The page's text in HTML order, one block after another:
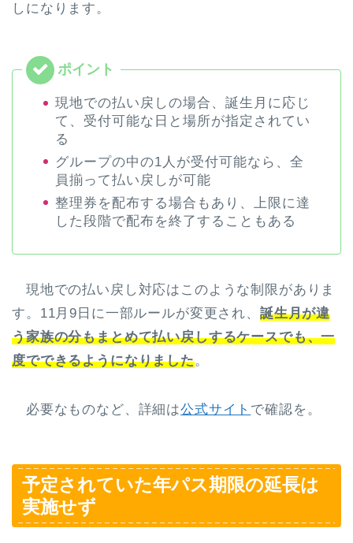
しになります。
現地での払い戻しの場合、誕生月に応じ
て、受付可能な日と場所が指定されてい
る
グループの中の1人が受付可能なら、全
員揃って払い戻しが可能
整理券を配布する場合もあり、上限に達
した段階で配布を終了することもある
現地での払い戻し対応はこのような制限がありま
す。11月9日に一部ルールが変更され、 誕生月が違
う家族の分もまとめて払い戻しするケースでも、一
度でできるようになりました。
必要なものなど、詳細は公式サイト で確認を。
予定されていた年パス期限の延長は
実施せず